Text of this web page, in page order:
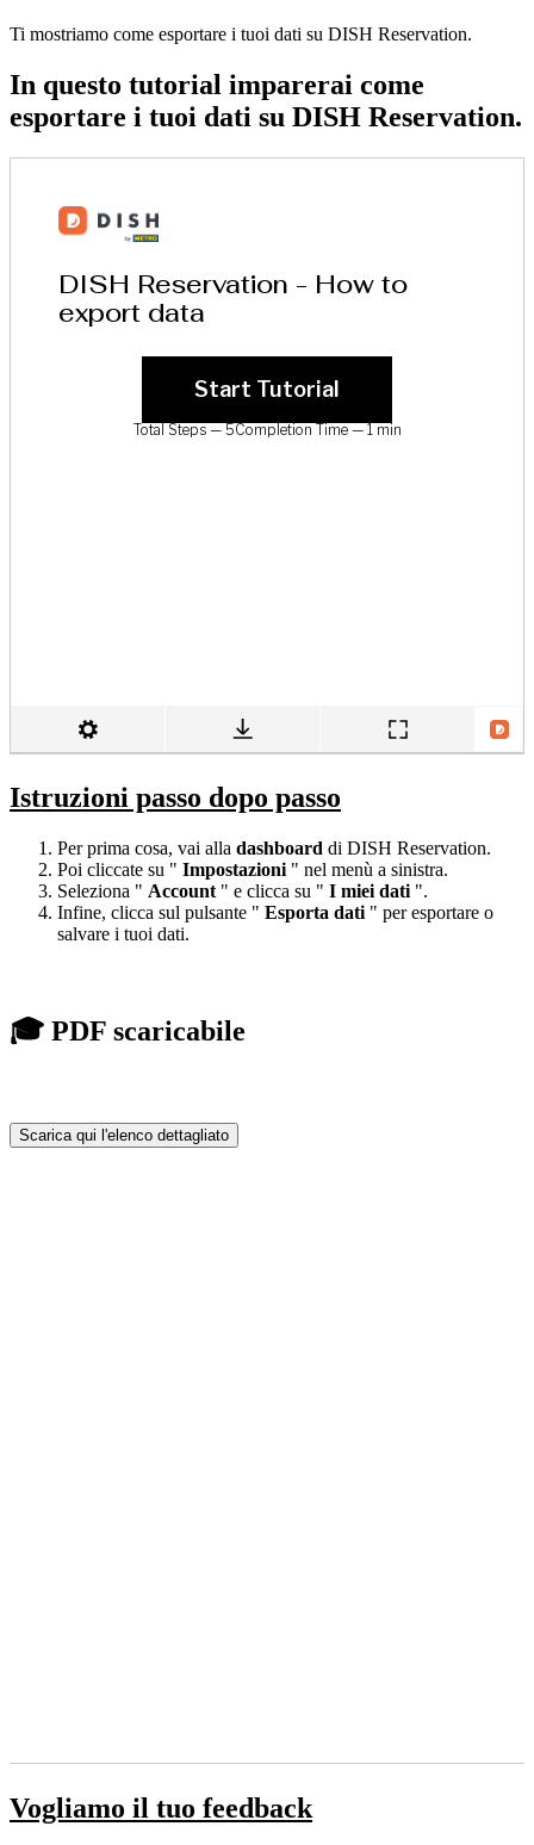
Ti mostriamo come esportare i tuoi dati su DISH Reservation.
In questo tutorial imparerai come
esportare i tuoi dati su DISH Reservation.
Istruzioni passo dopo passo
Per prima cosa, vai alla dashboard di DISH Reservation.
Poi cliccate su " Impostazioni " nel menù a sinistra.
Seleziona " Account " e clicca su " I miei dati ".
Infine, clicca sul pulsante " Esporta dati " per esportare o
salvare i tuoi dati.
🎓 PDF scaricabile
Scarica qui l'elenco dettagliato
Vogliamo il tuo feedback